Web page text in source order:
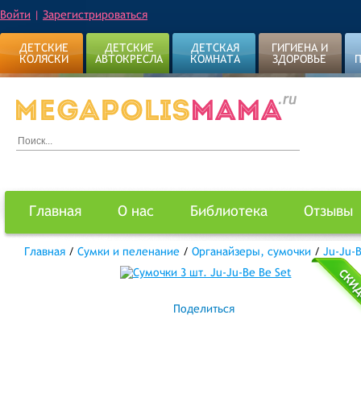
Войти | Зарегистрироваться
ДЕТСКИЕ
КОЛЯСКИ
ДЕТСКИЕ
АВТОКРЕСЛА
ДЕТСКАЯ
КОМНАТА
ГИГИЕНА И
ЗДОРОВЬЕ
Главная О нас Библиотека Отзывы
Главная / Сумки и пеленание / Органайзеры, сумочки / Ju-Ju-
Поделиться